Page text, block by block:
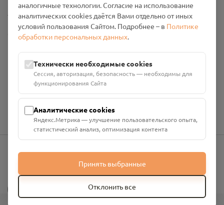
Общество с ограниченной ответственностью «Смоленский
ИНН: 6700029207 ОГРН: 1256700001986
Юридический адрес: 216790, Смоленская область, р-н
Руднянский, г. Рудня, улица Западная, д. 26А, пом. 18
Номер счёта: 40702810901130004287 в АО "АЛЬФА-БАНК"
Кор. счёт: 30101810200000000593
info@pomnim.online
аналогичные технологии. Согласие на использование
аналитических cookies даётся Вами отдельно от иных
условий пользования Сайтом. Подробнее – в Политике
обработки персональных данных.
Технически необходимые cookies
Сессия, авторизация, безопасность — необходимы для
функционирования Сайта
Аналитические cookies
Яндекс.Метрика — улучшение пользовательского опыта,
статистический анализ, оптимизация контента
Принять выбранные
Отклонить все